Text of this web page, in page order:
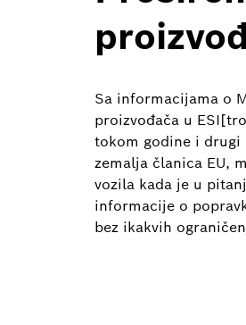
Sa informacijama o
proizvođača u
tokom godine i drugi
zemalja članica EU,
vozila kada je u
informacije o
bez ikakvih